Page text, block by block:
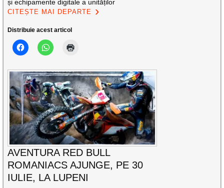
și echipamente digitale a unităților
CITEȘTE MAI DEPARTE
Distribuie acest articol
AVENTURA RED BULL
ROMANIACS AJUNGE, PE 30
IULIE, LA LUPENI